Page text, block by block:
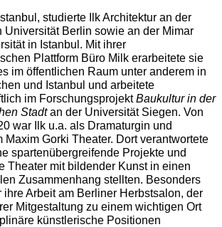
studierte Ilk Architektur an der
Universität Berlin sowie an der Mimar
in Istanbul. Mit ihrer
Plattform Büro Milk erarbeitete sie
im öffentlichen Raum unter anderem in
und Istanbul und arbeitete
im ForschungsprojektBaukultur in der
Stadtan der Universität Siegen. Von
war Ilk u.a. als Dramaturgin und
Maxim Gorki Theater. Dort verantwortete
spartenübergreifende Projekte und
Theater mit bildender Kunst in einen
Zusammenhang stellten. Besonders
ihre Arbeit am Berliner Herbstsalon, der
Mitgestaltung zu einem wichtigen Ort
künstlerische Positionen